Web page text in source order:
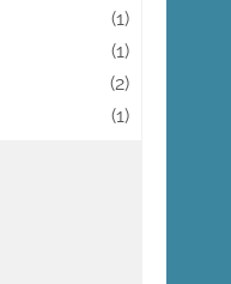
(1)
(1)
(2)
(1)